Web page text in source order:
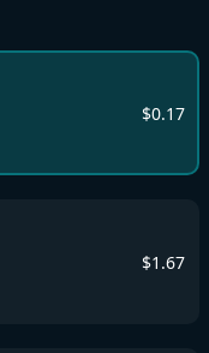
$0.17
$1.67